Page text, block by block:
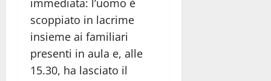
immediata: l’uomo è
scoppiato in lacrime
insieme ai familiari
presenti in aula e, alle
15.30, ha lasciato il